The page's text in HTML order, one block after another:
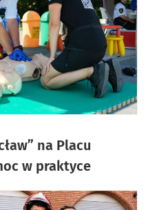
na Placu
w praktyce